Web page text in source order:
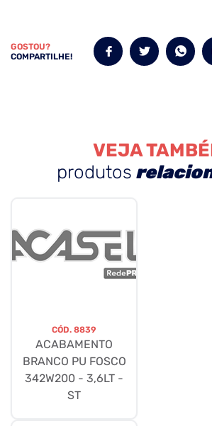
GOSTOU?
COMPARTILHE!
VEJA
produtos
CÓD. 8839
ACABAMENTO
BRANCO PU FOSCO
342W200 - 3,6LT -
ST